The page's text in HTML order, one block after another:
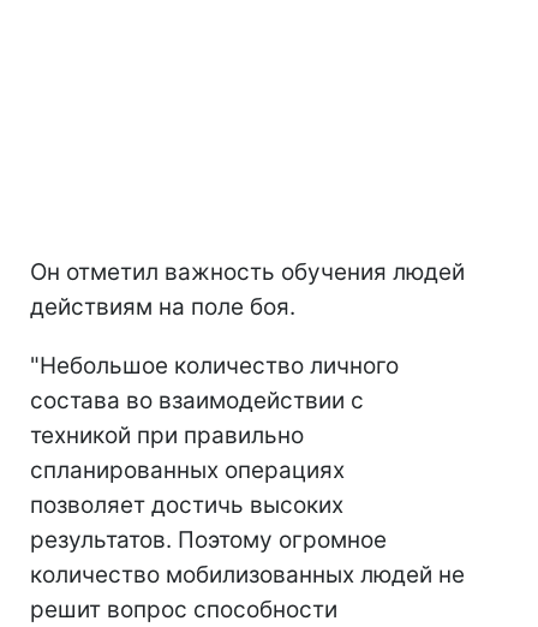
Он отметил важность обучения людей
действиям на поле боя.
"Небольшое количество личного
состава во взаимодействии с
техникой при правильно
спланированных операциях
позволяет достичь высоких
результатов. Поэтому огромное
количество мобилизованных людей не
решит вопрос способности